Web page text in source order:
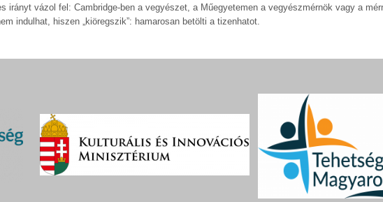
irányt vázol fel: Cambridge-ben a vegyészet, a Műegyetemen a vegyészmérnök vagy a
indulhat, hiszen „kiöregszik”: hamarosan betölti a tizenhatot.